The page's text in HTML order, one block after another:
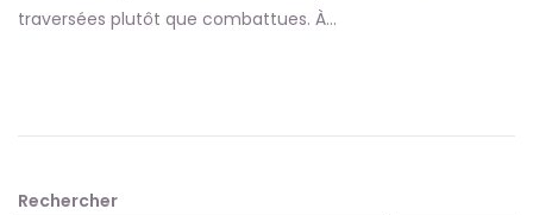
traversées plutôt que combattues. À…
Rechercher